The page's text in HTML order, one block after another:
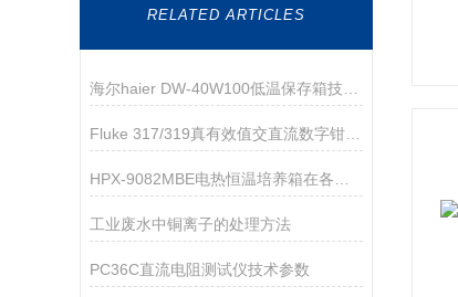
RELATED ARTICLES
海尔haier DW-40W100低温保存箱技术参数
Fluke 317/319真有效值交直流数字钳形表/电流表
工业废水中铜离子的处理方法
PC36C直流电阻测试仪技术参数